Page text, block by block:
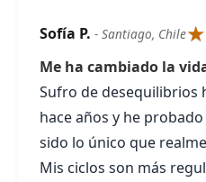
Sofía P. - Santiago, Chile
Me ha cambiado la
Sufro de desequilibrios
hace años y he
sido lo único que
Mis ciclos son más